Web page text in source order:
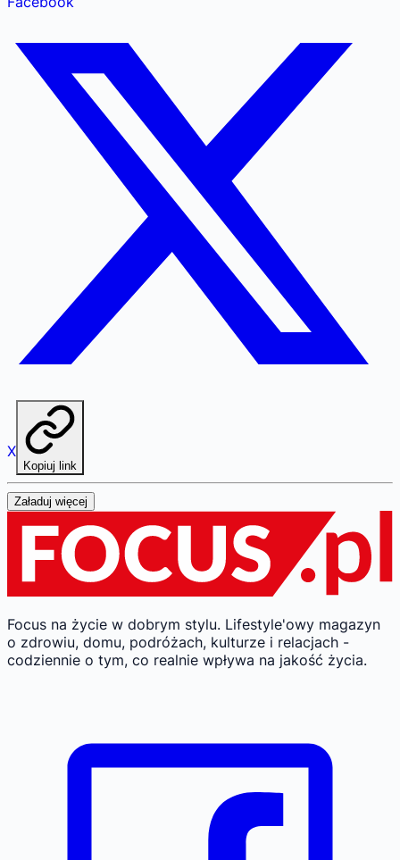
X
Kopiuj link
Załaduj więcej
Focus na życie w dobrym stylu. Lifestyle'owy magazyn
o zdrowiu, domu, podróżach, kulturze i relacjach -
codziennie o tym, co realnie wpływa na jakość życia.